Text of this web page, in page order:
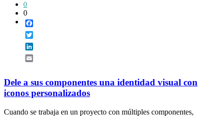
0
0
Dele a sus componentes una identidad visual con
iconos personalizados
Cuando se trabaja en un proyecto con múltiples componentes,